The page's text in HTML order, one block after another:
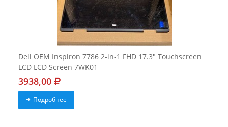
Dell OEM Inspiron 7786 2-in-1 FHD 17.3" Touchscreen
LCD LCD Screen 7WK01
3938,00
Подробнее